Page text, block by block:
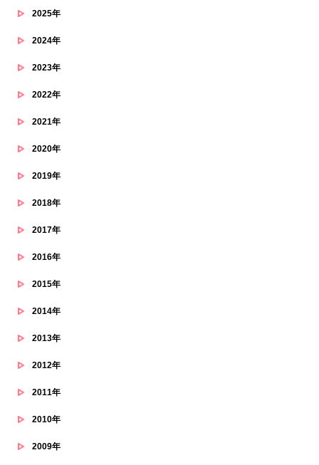
2025年
2024年
2023年
2022年
2021年
2020年
2019年
2018年
2017年
2016年
2015年
2014年
2013年
2012年
2011年
2010年
2009年